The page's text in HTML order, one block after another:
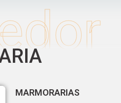
MARMORARIAS